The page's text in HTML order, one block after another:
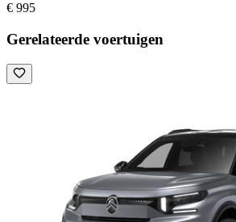
€ 995
Gerelateerde voertuigen